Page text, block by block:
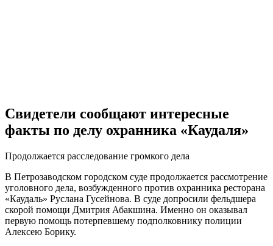
Свидетели сообщают интересные
факты по делу охранника «Каудаля»
Продолжается расследование громкого дела
В Петрозаводском городском суде продолжается рассмотрение
уголовного дела, возбужденного против охранника ресторана
«Каудаль» Руслана Гусейнова. В суде допросили фельдшера
скорой помощи Дмитрия Абакшина. Именно он оказывал
первую помощь потерпевшему подполковнику полиции
Алексею Борику.